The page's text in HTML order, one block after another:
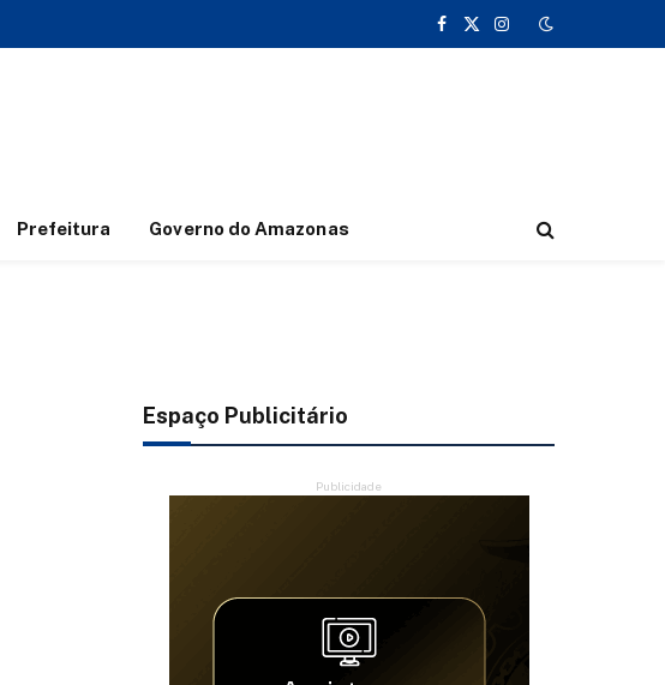
Facebook
X
Instagram
Prefeitura Governo do Amazonas
Espaço Publicitário
Publicidade